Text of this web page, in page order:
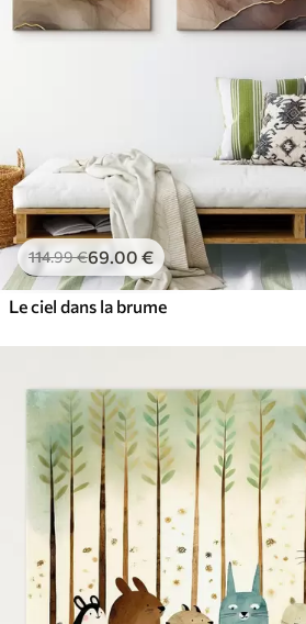
114.99€69 .00 €
Le ciel dans la brume